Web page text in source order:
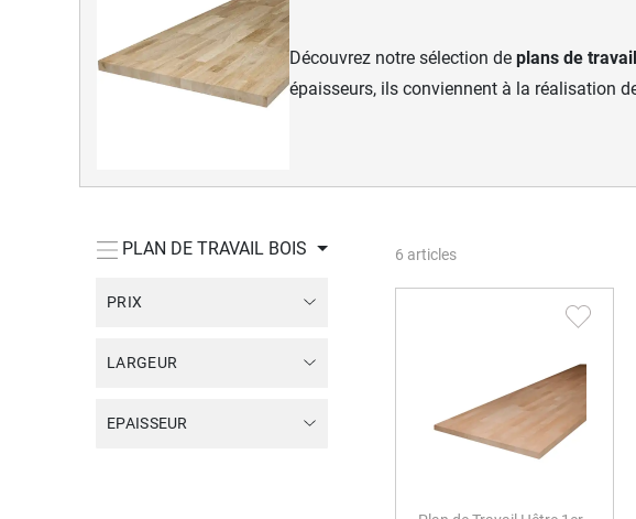
Découvrez notre sélection deplans de
épaisseurs, ils conviennent à la réalisation
6 articles
PLAN DE TRAVAIL BOIS
PRIX
LARGEUR
EPAISSEUR